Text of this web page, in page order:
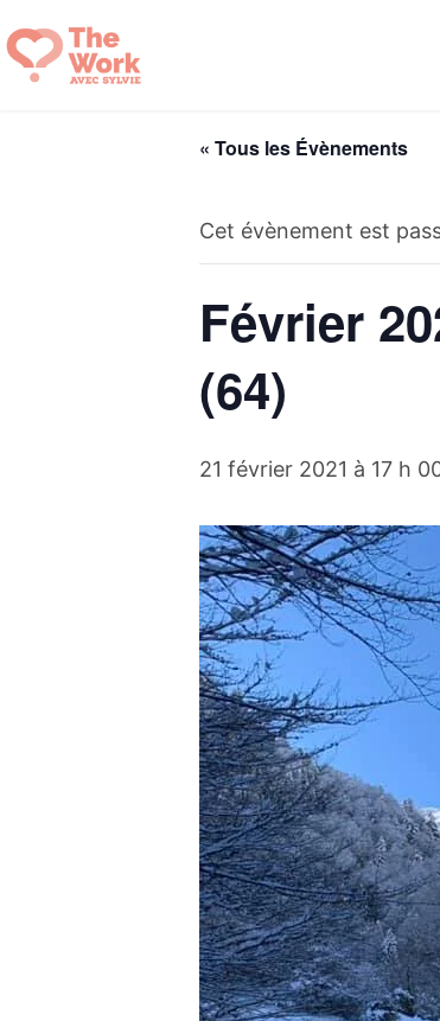
au
contenu
« Tous les Évènements
Cet évènement est
Février
(64)
21 février 2021 à 17 h